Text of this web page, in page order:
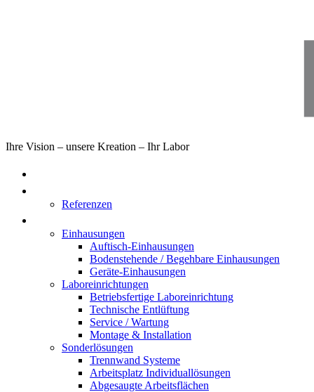
Ihre Vision – unsere Kreation – Ihr Labor
Referenzen
Einhausungen
Auftisch-Einhausungen
Bodenstehende / Begehbare Einhausungen
Geräte-Einhausungen
Laboreinrichtungen
Betriebsfertige Laboreinrichtung
Technische Entlüftung
Service / Wartung
Montage & Installation
Sonderlösungen
Trennwand Systeme
Arbeitsplatz Individuallösungen
Abgesaugte Arbeitsflächen